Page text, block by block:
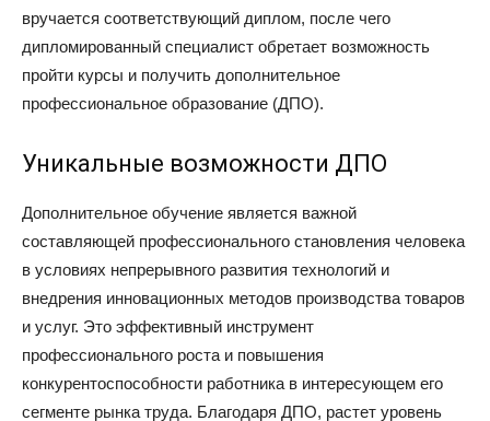
вручается соответствующий диплом, после чего
дипломированный специалист обретает возможность
пройти курсы и получить дополнительное
профессиональное образование (ДПО).
Уникальные возможности ДПО
Дополнительное обучение является важной
составляющей профессионального становления человека
в условиях непрерывного развития технологий и
внедрения инновационных методов производства товаров
и услуг. Это эффективный инструмент
профессионального роста и повышения
конкурентоспособности работника в интересующем его
сегменте рынка труда. Благодаря ДПО, растет уровень